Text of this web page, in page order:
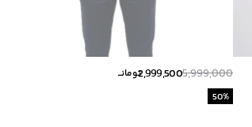
5,999,000
2,999,500تومانــ
50%